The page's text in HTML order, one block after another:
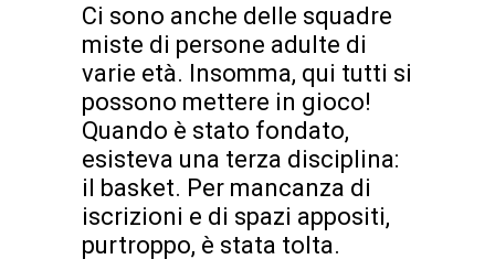
Ci sono anche delle squadre
miste di persone adulte di
varie età. Insomma, qui tutti si
possono mettere in gioco!
Quando è stato fondato,
esisteva una terza disciplina:
il basket. Per mancanza di
iscrizioni e di spazi appositi,
purtroppo, è stata tolta.